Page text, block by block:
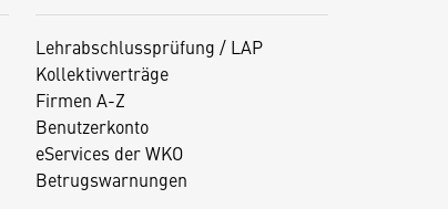
Lehrabschlussprüfung / LAP
Kollektivverträge
Firmen A-Z
Benutzerkonto
eServices der WKO
Betrugswarnungen